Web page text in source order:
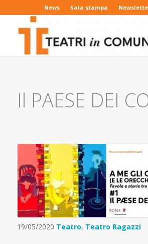
News Sala stampa
Il PAESE DEI
19/05/2020 Teatro, Teatro Ragazzi